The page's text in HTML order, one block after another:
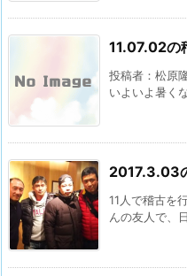
11.07.02の
投稿者：松原
いよいよ暑く
2017.3.03
11人で稽古を
んの友人で、